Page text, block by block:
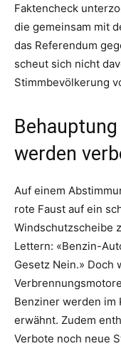
Faktencheck
die gemeinsam mit
das Referendum
scheut sich nicht
Stimmbevölkerung
werden
Auf einem
rote Faust auf ein
Windschutzscheibe
Lettern: «Benzin-
Gesetz Nein.» Doch
Benziner werden im
erwähnt. Zudem
Verbote noch neue